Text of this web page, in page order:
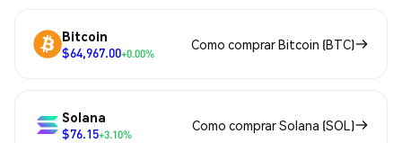
Bitcoin
$64,967.00+0.00%
Como comprar Bitcoin (BTC)
Solana
$76.15+3.10%
Como comprar Solana (SOL)